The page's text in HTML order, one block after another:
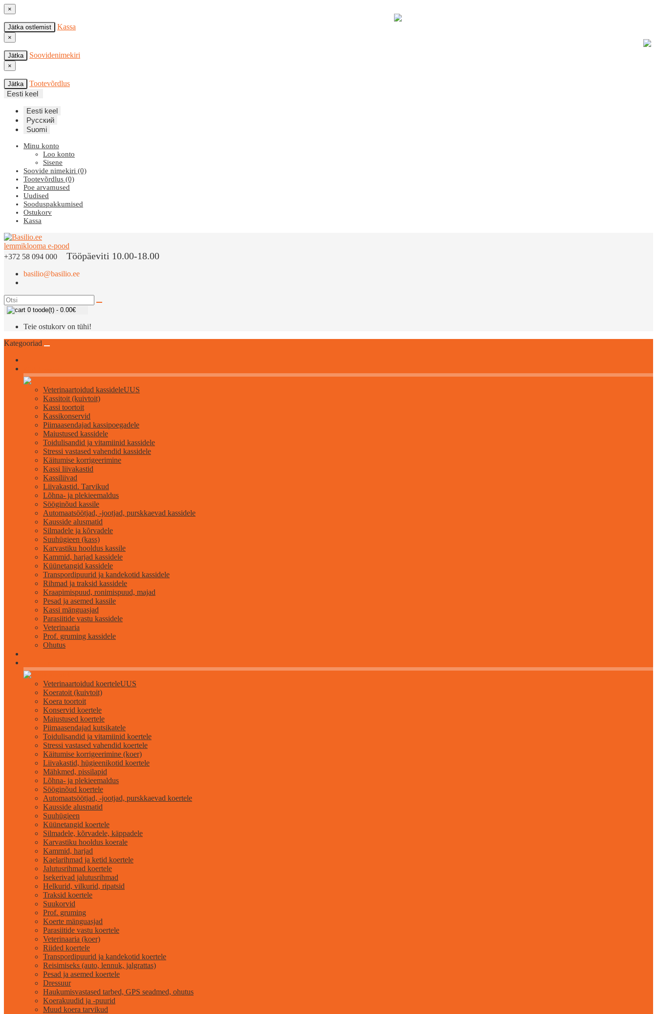
×
Jätka ostlemist Kassa
×
Jätka Soovidenimekiri
×
Jätka
Tootevõrdlus
Eesti keel
Eesti keel
Русский
Suomi
Minu konto
Loo konto
Sisene
Soovide nimekiri (0)
Tootevõrdlus (0)
Poe arvamused
Uudised
Sooduspakkumised
Ostukorv
Kassa
+372 58 094 000 Tööpäeviti 10.00-18.00
basilio@basilio.ee
0 toode(t) - 0.00€
Teie ostukorv on tühi!
Kategooriad
Veterinaartoidud kassideleUUS
Kassitoit (kuivtoit)
Kassi toortoit
Kassikonservid
Piimaasendajad kassipoegadele
Maiustused kassidele
Toidulisandid ja vitamiinid kassidele
Stressi vastased vahendid kassidele
Käitumise korrigeerimine
Kassi liivakastid
Kassiliivad
Liivakastid. Tarvikud
Lõhna- ja plekieemaldus
Sööginõud kassile
Automaatsöötjad, -jootjad, purskkaevad kassidele
Kausside alusmatid
Silmadele ja kõrvadele
Suuhügieen (kass)
Karvastiku hooldus kassile
Kammid, harjad kassidele
Küünetangid kassidele
Transpordipuurid ja kandekotid kassidele
Rihmad ja traksid kassidele
Kraapimispuud, ronimispuud, majad
Pesad ja asemed kassile
Kassi mänguasjad
Parasiitide vastu kassidele
Veterinaaria
Prof. gruming kassidele
Ohutus
Veterinaartoidud koerteleUUS
Koeratoit (kuivtoit)
Koera toortoit
Konservid koertele
Maiustused koertele
Piimaasendajad kutsikatele
Toidulisandid ja vitamiinid koertele
Stressi vastased vahendid koertele
Käitumise korrigeerimine (koer)
Liivakastid, hügieenikotid koertele
Mähkmed, pissilapid
Lõhna- ja plekieemaldus
Sööginõud koertele
Automaatsöötjad, -jootjad, purskkaevad koertele
Kausside alusmatid
Suuhügieen
Küünetangid koertele
Silmadele, kõrvadele, käppadele
Karvastiku hooldus koerale
Kammid, harjad
Kaelarihmad ja ketid koertele
Jalutusrihmad koertele
Isekerivad jalutusrihmad
Helkurid, vilkurid, ripatsid
Traksid koertele
Suukorvid
Prof. gruming
Koerte mänguasjad
Parasiitide vastu koertele
Veterinaaria (koer)
Riided koertele
Transpordipuurid ja kandekotid koertele
Reisimiseks (auto, lennuk, jalgrattas)
Pesad ja asemed koertele
Dressuur
Haukumisvastased tarbed, GPS seadmed, ohutus
Koerakuudid ja -puurid
Muud koera tarvikud